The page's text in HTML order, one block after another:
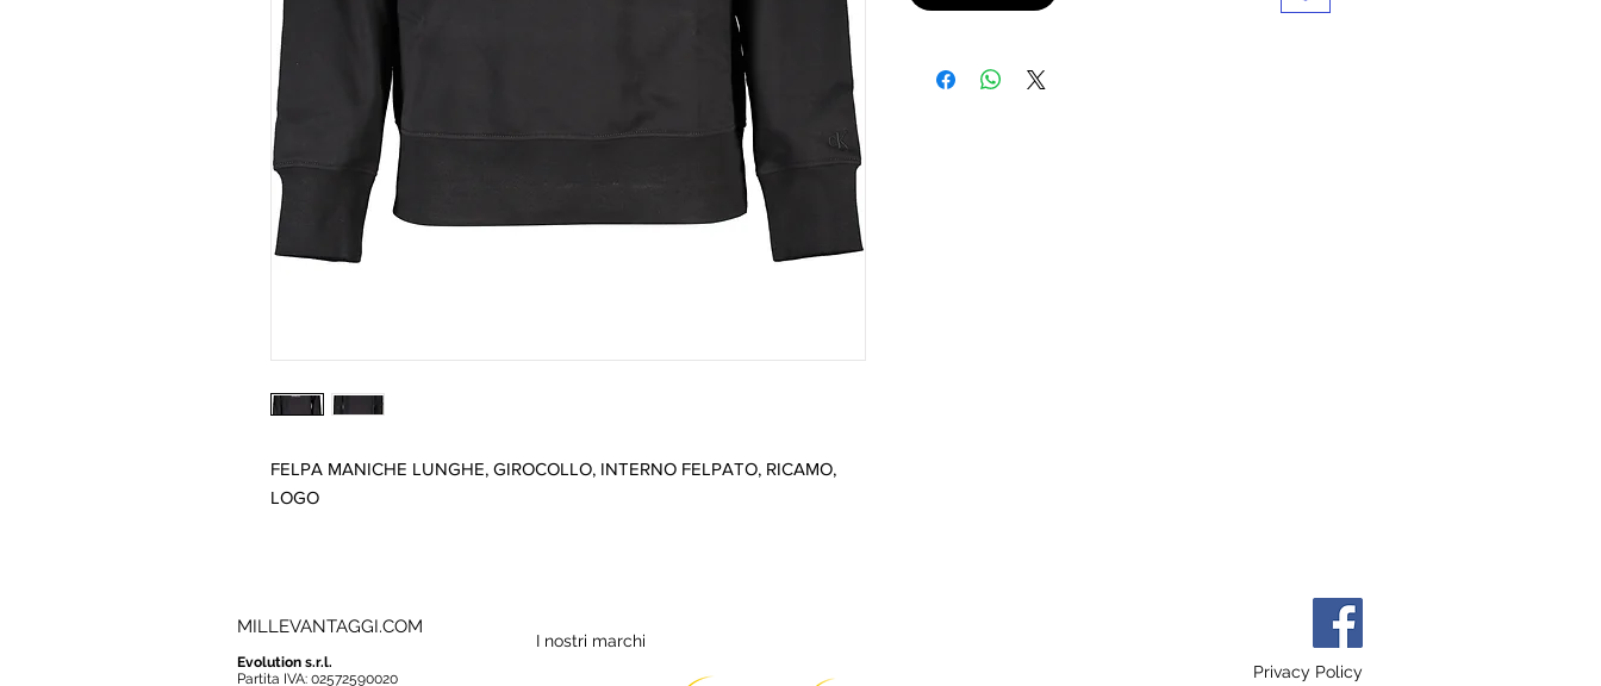
FELPA MANICHE LUNGHE, GIROCOLLO, INTERNO FELPATO, RICAMO,
LOGO
MILLEVANTAGGI.COM
Evolution s.r.l.
Partita IVA: 02572590020
I nostri marchi
Privacy Policy